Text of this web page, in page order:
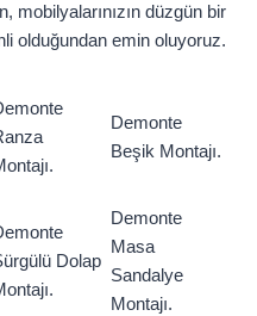
mobilyalarınızın düzgün bir
olduğundan emin oluyoruz.
Dolap
Demonte
Beşik Montajı.
Demonte
Masa
Sandalye
Montajı.